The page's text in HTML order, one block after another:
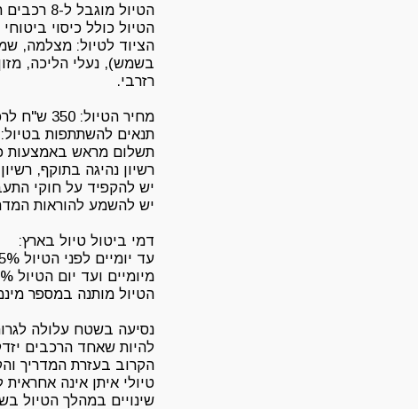
הטיול מוגבל ל-8 רכבים המקדים להזמין זוכה
הטיול כולל כיסוי
הציוד לטיול: מצלמה,
רזרבי.
מחיר הטיול: 350 ש"ח לרכב
תנאים להשתתפות בטיול:
תשלום מראש באמצעות
רשיון נהיגה בתוקף,
יש להקפיד על חוקי
יש להשמע להוראות
דמי ביטול טיול בארץ:
עד יומיים לפני הטיול 25% ממחיר הטיול
מיומיים ועד יום הטיול 50% ממחיר הטיול
הטיול מותנה במספר מינמום
נסיעה בשטח עלולה
להיות שאחד הרכבים
הקרוב בעזרת המדריך
טיולי איתן אינה
שינויים במהלך הטיול